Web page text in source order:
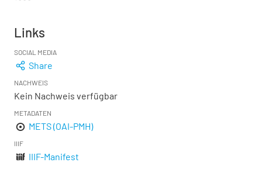
Links
SOCIAL MEDIA
Share
NACHWEIS
Kein Nachweis verfügbar
METADATEN
METS (OAI-PMH)
IIIF
IIIF-Manifest